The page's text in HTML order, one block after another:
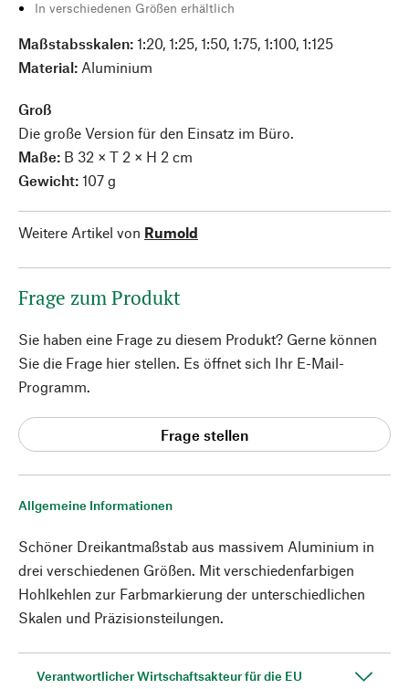
Allgemeine Informationen
Schöner Dreikantmaßstab aus massivem Aluminium in
drei verschiedenen Größen. Mit verschiedenfarbigen
Hohlkehlen zur Farbmarkierung der unterschiedlichen
Skalen und Präzisionsteilungen.
Verantwortlicher Wirtschaftsakteur für die EU
In verschiedenen Größen erhältlich
Maßstabsskalen: 1:20, 1:25, 1:50, 1:75, 1:100, 1:125
Material: Aluminium
Groß
Die große Version für den Einsatz im Büro.
Maße: B 32 × T 2 × H 2 cm
Gewicht: 107 g
Weitere Artikel von Rumold
Frage zum Produkt
Sie haben eine Frage zu diesem Produkt? Gerne können
Sie die Frage hier stellen. Es öffnet sich Ihr E-Mail-
Programm.
Frage stellen